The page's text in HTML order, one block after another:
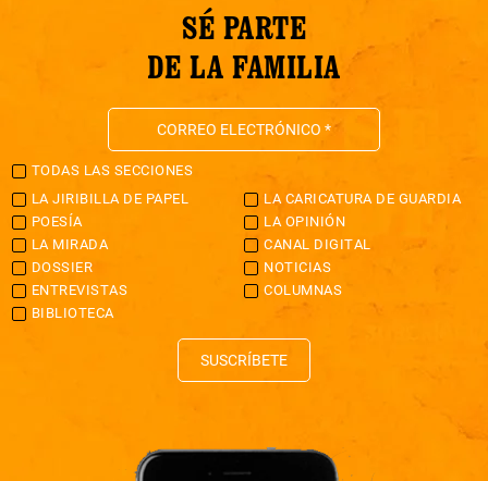
SÉ PARTE
DE LA FAMILIA
TODAS LAS SECCIONES
LA JIRIBILLA DE PAPEL
LA CARICATURA DE GUARDIA
POESÍA
LA OPINIÓN
LA MIRADA
CANAL DIGITAL
DOSSIER
NOTICIAS
ENTREVISTAS
COLUMNAS
BIBLIOTECA
SUSCRÍBETE